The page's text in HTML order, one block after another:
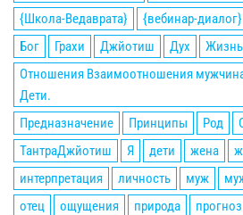
{Школа-Ведаврата}
{вебинар-диалог}
Бог
Грахи Джйотиш Дух Жизнь
Отношения Взаимоотношения
Дети.
Предназначение
Принципы Род
ТантраДжйотиш
Я дети жена
интерпретация
личность муж
отец
ощущения природа прогноз